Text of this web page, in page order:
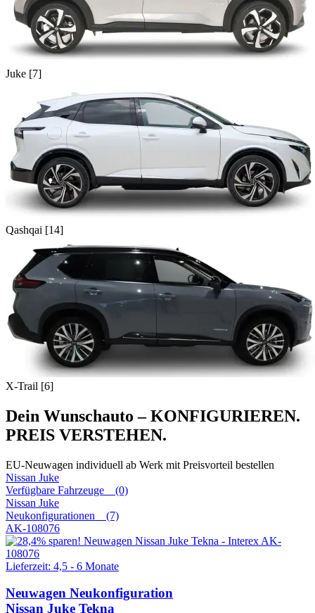
Juke [7]
Qashqai [14]
X-Trail [6]
Dein Wunschauto – KONFIGURIEREN.
PREIS VERSTEHEN.
EU-Neuwagen individuell ab Werk mit Preisvorteil bestellen
Nissan Juke
Verfügbare Fahrzeuge (0)
Nissan Juke
Neukonfigurationen (7)
AK-108076
Lieferzeit: 4,5 - 6 Monate
Neuwagen Neukonfiguration
Nissan Juke Tekna